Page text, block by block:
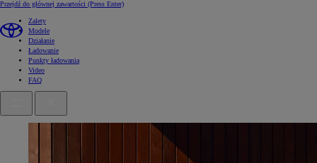
Przejdź do głównej zawartości (Press Enter)
Zalety
Modele
Działanie
Ładowanie
Punkty ładowania
Video
FAQ